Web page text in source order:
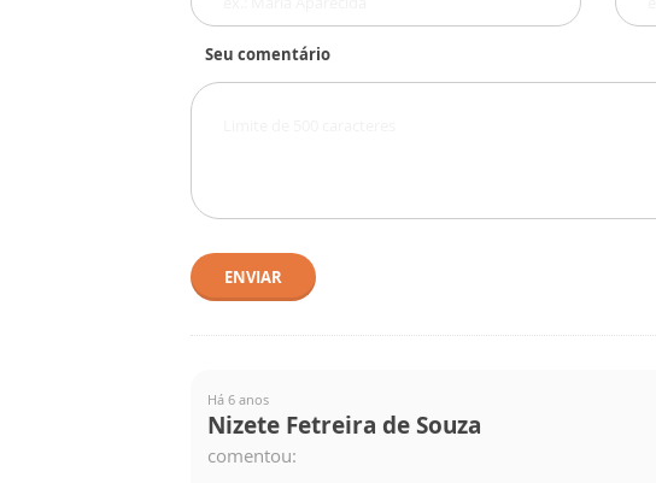
Seu comentário
ENVIAR
Há 6 anos
Nizete Fetreira de Souza
comentou: